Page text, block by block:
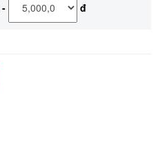
- đ